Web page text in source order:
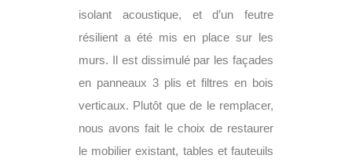
isolant acoustique, et d’un feutre
résilient a été mis en place sur les
murs. Il est dissimulé par les façades
en panneaux 3 plis et filtres en bois
verticaux. Plutôt que de le remplacer,
nous avons fait le choix de restaurer
le mobilier existant, tables et fauteuils